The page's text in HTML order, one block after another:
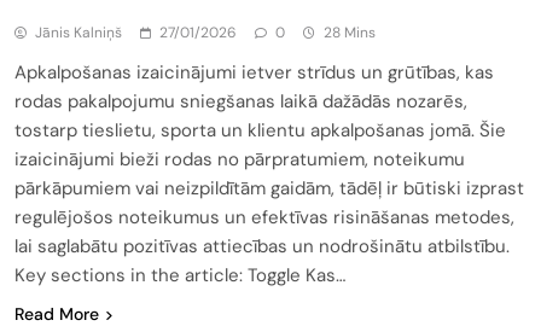
Jānis Kalniņš 27/01/2026 0 28 Mins
Apkalpošanas izaicinājumi ietver strīdus un grūtības, kas
rodas pakalpojumu sniegšanas laikā dažādās nozarēs,
tostarp tieslietu, sporta un klientu apkalpošanas jomā. Šie
izaicinājumi bieži rodas no pārpratumiem, noteikumu
pārkāpumiem vai neizpildītām gaidām, tādēļ ir būtiski izprast
regulējošos noteikumus un efektīvas risināšanas metodes,
lai saglabātu pozitīvas attiecības un nodrošinātu atbilstību.
Key sections in the article: Toggle Kas…
Read More